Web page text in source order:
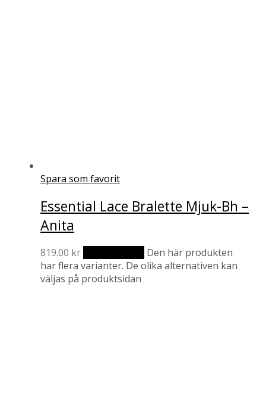
Spara som favorit
Essential Lace Bralette Mjuk-Bh –
Anita
819.00 kr
Den här produkten
har flera varianter. De olika alternativen kan
väljas på produktsidan